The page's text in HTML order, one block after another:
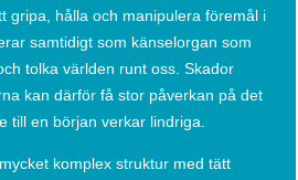
gripa, hålla och manipulera föremål i
samtidigt som känselorgan som
tolka världen runt oss. Skador
kan därför få stor påverkan på det
till en början verkar lindriga.
komplex struktur med tätt